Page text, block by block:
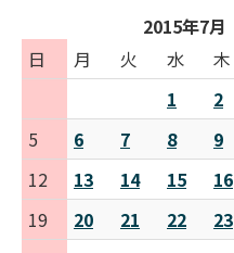
2015年7月
日
月 火 水 木
1
2
5
6 7 8 9
12
13 14 15 16
19
20 21 22 23